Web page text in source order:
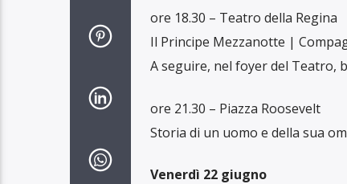
ore 18.30 – Teatro della Regina
Il Principe Mezzanotte |
A seguire, nel foyer del Teatro,
ore 21.30 – Piazza Roosevelt
Storia di un uomo e della sua
Venerdì 22 giugno